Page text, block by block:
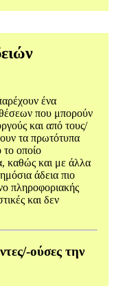
ένα
που μπορούν
και από τους/
τα πρωτότυπα
το οποίο
καθώς και με άλλα
άδεια πιο
πληροφοριακής
και δεν
ούσες την